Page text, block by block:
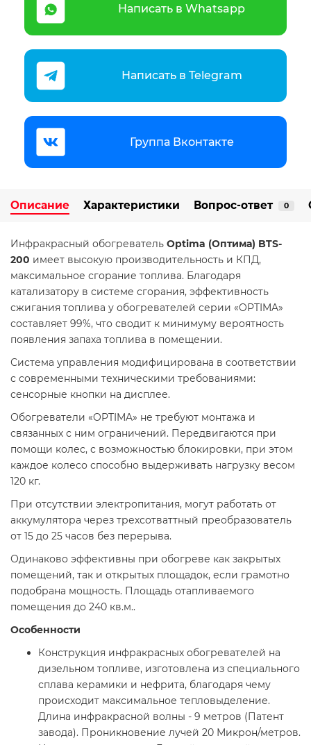
Написать в Whatsapp
Написать в Telegram
Группа Вконтакте
Описание Характеристики Вопрос-ответ 0
Инфракрасный обогреватель Optima (Оптима) BTS-
200 имеет высокую производительность и КПД,
максимальное сгорание топлива. Благодаря
катализатору в системе сгорания, эффективность
сжигания топлива у обогревателей серии «OPTIMA»
составляет 99%, что сводит к минимуму вероятность
появления запаха топлива в помещении.
Система управления модифицирована в соответствии
с современными техническими требованиями:
сенсорные кнопки на дисплее.
Обогреватели «OPTIMA» не требуют монтажа и
связанных с ним ограничений. Передвигаются при
помощи колес, с возможностью блокировки, при этом
каждое колесо способно выдерживать нагрузку весом
120 кг.
При отсутствии электропитания, могут работать от
аккумулятора через трехсотваттный преобразователь
от 15 до 25 часов без перерыва.
Одинаково эффективны при обогреве как закрытых
помещений, так и открытых площадок, если грамотно
подобрана мощность. Площадь отапливаемого
помещения до 240 кв.м..
Особенности
Конструкция инфракрасных обогревателей на
дизельном топливе, изготовлена из специального
сплава керамики и нефрита, благодаря чему
происходит максимальное тепловыделение.
Длина инфракрасной волны - 9 метров (Патент
завода). Проникновение лучей 20 Микрон/метров.